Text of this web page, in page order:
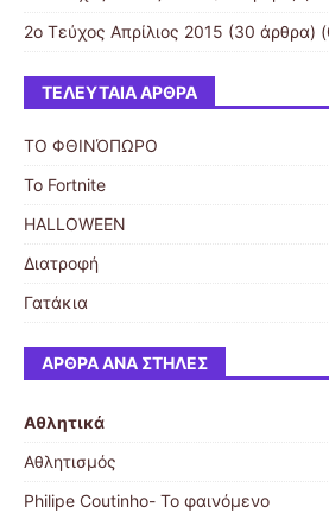
2ο Τεύχος Απρίλιος 2015 (30 άρθρα)
ΤΕΛΕΥΤΑΊΑ ΆΡΘΡΑ
ΤΟ ΦΘΙΝΌΠΩΡΟ
Το Fortnite
HALLOWEEN
Διατροφή
Γατάκια
ΆΡΘΡΑ ΑΝΆ ΣΤΉΛΕΣ
Αθλητικά
Αθλητισμός
Philipe Coutinho- Το φαινόμενο